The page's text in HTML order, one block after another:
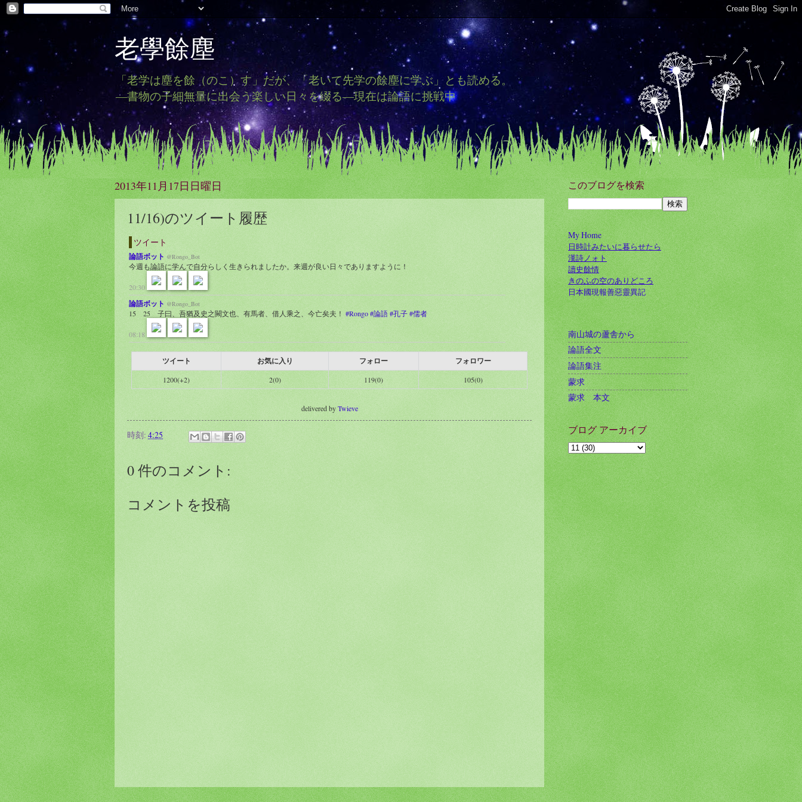
老學餘塵
「老学は塵を餘（のこ）す」だが、「老いて先学の餘塵に学ぶ」とも読める。
―書物の子細無量に出会う楽しい日々を綴る―現在は論語に挑戦中
2013年11月17日日曜日
11/16)のツイート履歴
ツイート
論語ボット @Rongo_Bot
今週も論語に学んで自分らしく生きられましたか。来週が良い日々でありますように！
20:30
論語ボット @Rongo_Bot
15 25 子曰、吾猶及史之闕文也、有馬者、借人乘之、今亡矣夫！ #Rongo#論語#孔子#儒者
08:18
ツイート お気に入り フォロー フォロワー
1200(+2) 2(0) 119(0) 105(0)
delivered byTwieve
時刻: 4:25
0 件のコメント:
コメントを投稿
このブログを検索
My Home
日時計みたいに暮らせたら
漢詩ノォト
讀史餘情
きのふの空のありどころ
日本國現報善惡靈異記
南山城の蘆舎から
論語全文
論語集注
蒙求
蒙求 本文
ブログ アーカイブ